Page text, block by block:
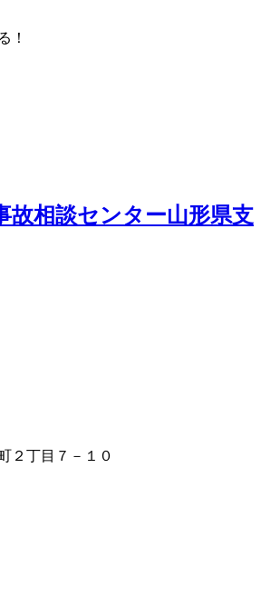
！
故相談センター山形県支
２丁目７－１０